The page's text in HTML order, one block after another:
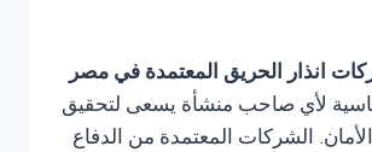
انذار الحريق المعتمدة في مصر
لأي صاحب منشأة يسعى لتحقيق
الشركات المعتمدة من الدفاع